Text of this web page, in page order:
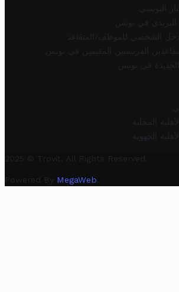
التونسي
في تونس
الشخصي للموظف/المتقاعد
الفرنسيين المقيمين في تونس
في تونس
المحلية
الجهوية
2025 © Trovit. All Rights Reserved.
Powered By MegaWeb